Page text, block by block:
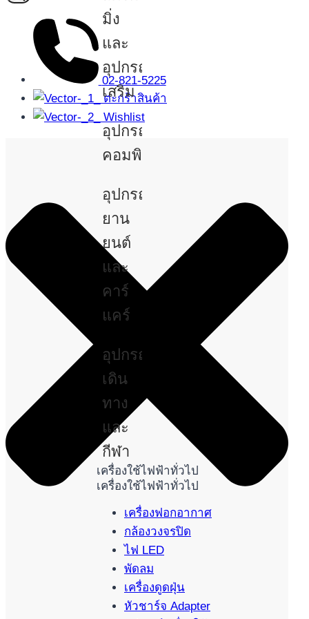
มิ่ง
และ
อุปกรณ์
เสริม
อุปกรณ์
คอมพิวเตอร์
อุปกรณ์
ยาน
ยนต์
และ
คาร์
แคร์
อุปกรณ์
เดิน
ทาง
และ
กีฬา
เครื่องใช้ไฟฟ้าทั่วไป
เครื่องใช้ไฟฟ้าทั่วไป
เครื่องฟอกอากาศ
กล้องวงจรปิด
ไฟ LED
พัดลม
เครื่องดูดฝุ่น
หัวชาร์จ Adapter
02-821-5225
ตะกร้าสินค้า
Wishlist